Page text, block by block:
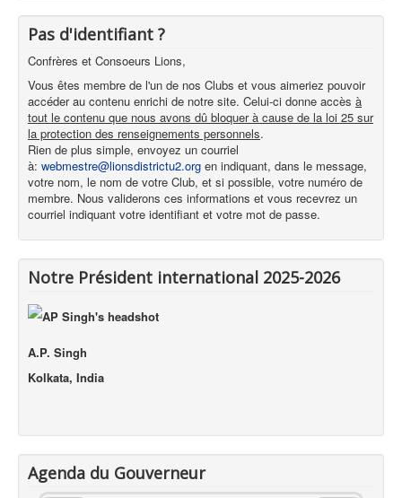
Pas d'identifiant ?
Confrères et Consoeurs Lions,
Vous êtes membre de l'un de nos Clubs et vous aimeriez pouvoir
accéder au contenu enrichi de notre site. Celui-ci donne accès à
tout le contenu que nous avons dû bloquer à cause de la loi 25 sur
la protection des renseignements personnels.
Rien de plus simple, envoyez un courriel
à: webmestre@lionsdistrictu2.org en indiquant, dans le message,
votre nom, le nom de votre Club, et si possible, votre numéro de
membre. Nous validerons ces informations et vous recevrez un
courriel indiquant votre identifiant et votre mot de passe.
Notre Président international 2025-2026
A.P. Singh
Kolkata, India
Agenda du Gouverneur